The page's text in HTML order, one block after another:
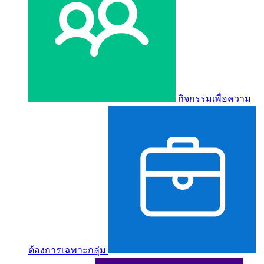
กิจกรรมเพื่อความ
ต้องการเฉพาะกลุ่ม